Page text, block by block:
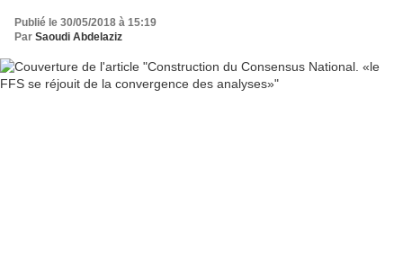
Publié le 30/05/2018 à 15:19
Par Saoudi Abdelaziz